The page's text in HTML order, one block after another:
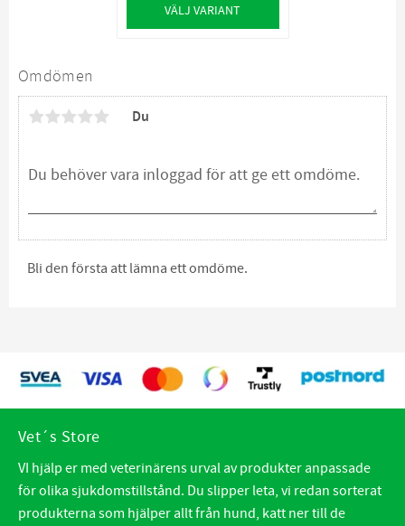
Omdömen
Du
Bli den första att lämna ett omdöme.
VÄLJ VARIANT
Vet´s Store
VI hjälp er med veterinärens urval av produkter anpassade
för olika sjukdomstillstånd. Du slipper leta, vi redan sorterat
produkterna som hjälper allt från hund, katt ner till de